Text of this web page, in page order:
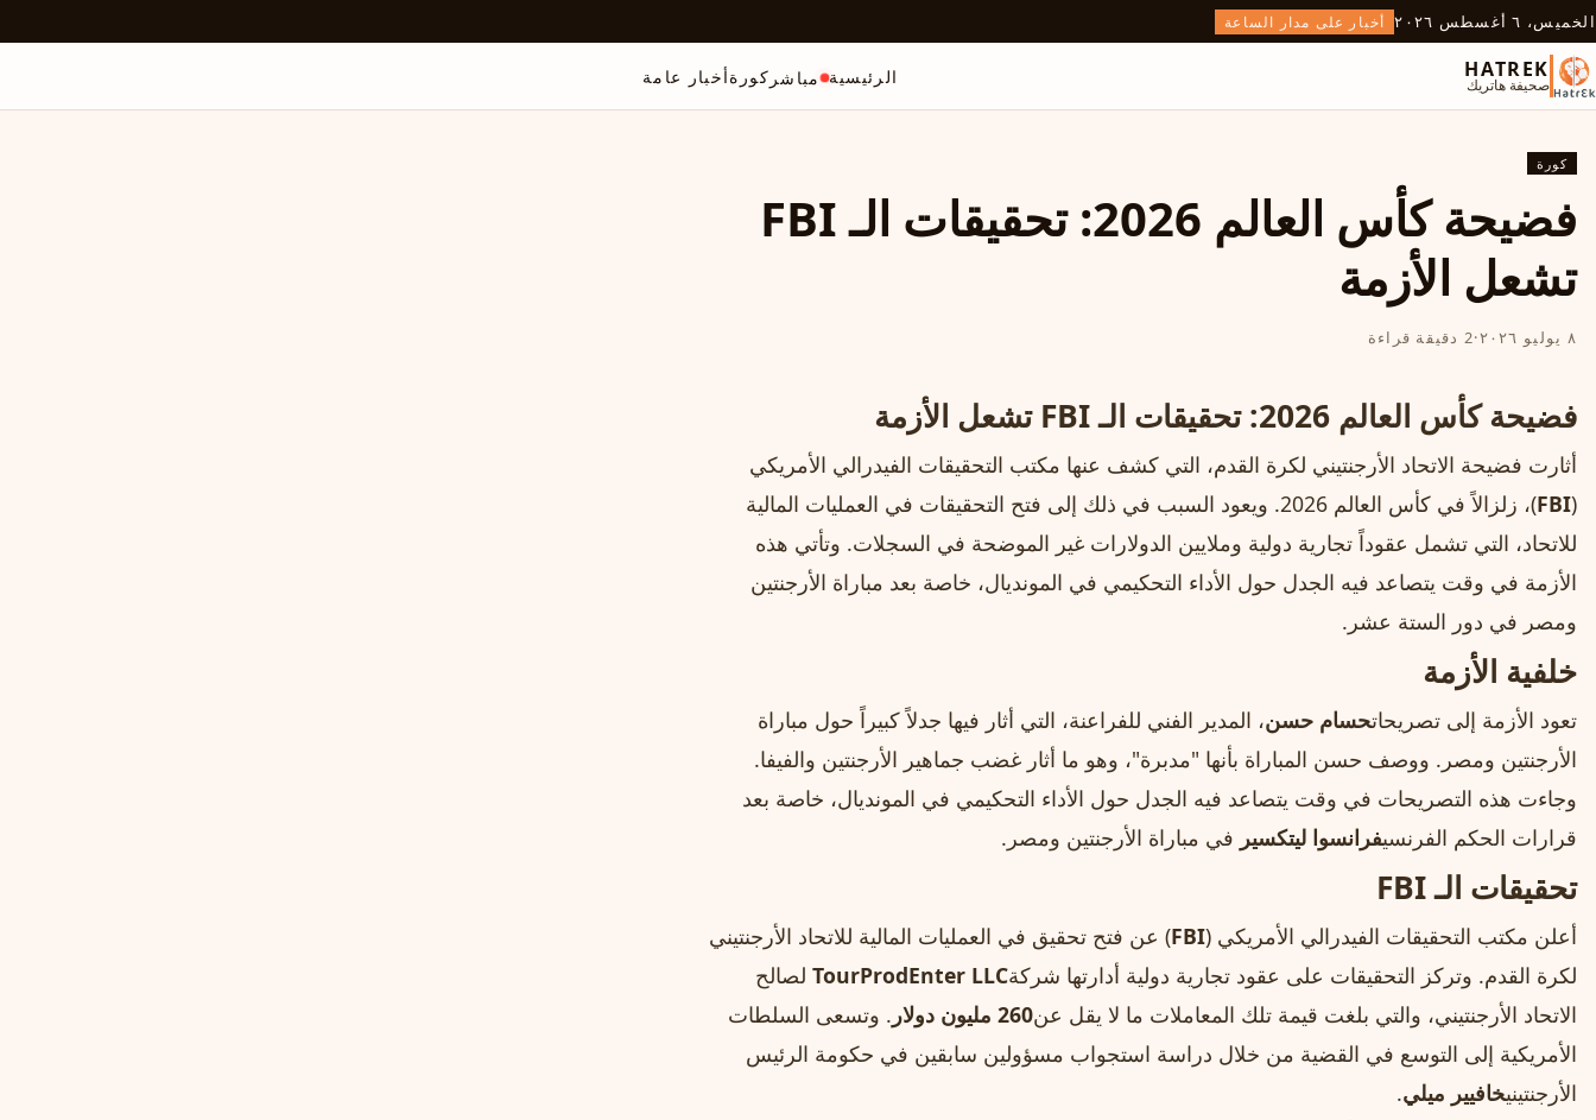
الخميس، ٦ أغسطس ٢٠٢٦ أخبار على مدار الساعة
HATREK
صحيفة هاتريك الرئيسية مباشر كورةأخبار عامة
كورة
فضيحة كأس العالم 2026: تحقيقات الـ FBI
تشعل الأزمة
٨ يوليو ٢٠٢٦ ·2 دقيقة قراءة
فضيحة كأس العالم 2026: تحقيقات الـ FBI تشعل الأزمة
أثارت فضيحة الاتحاد الأرجنتيني لكرة القدم، التي كشف عنها مكتب التحقيقات الفيدرالي الأمريكي
(
FBI
)، زلزالاً في كأس العالم 2026. ويعود السبب في ذلك إلى فتح التحقيقات في العمليات المالية
للاتحاد، التي تشمل عقوداً تجارية دولية وملايين الدولارات غير الموضحة في السجلات. وتأتي هذه
الأزمة في وقت يتصاعد فيه الجدل حول الأداء التحكيمي في المونديال، خاصة بعد مباراة الأرجنتين
ومصر في دور الستة عشر.
خلفية الأزمة
تعود الأزمة إلى تصريحاتحسام حسن، المدير الفني للفراعنة، التي أثار فيها جدلاً كبيراً حول مباراة
الأرجنتين ومصر. ووصف حسن المباراة بأنها "مدبرة"، وهو ما أثار غضب جماهير الأرجنتين والفيفا.
وجاءت هذه التصريحات في وقت يتصاعد فيه الجدل حول الأداء التحكيمي في المونديال، خاصة بعد
قرارات الحكم الفرنسيفرانسوا ليتكسير في مباراة الأرجنتين ومصر.
تحقيقات الـ FBI
أعلن مكتب التحقيقات الفيدرالي الأمريكي (FBI) عن فتح تحقيق في العمليات المالية للاتحاد الأرجنتيني
لكرة القدم. وتركز التحقيقات على عقود تجارية دولية أدارتها شركةTourProdEnter LLC لصالح
الاتحاد الأرجنتيني، والتي بلغت قيمة تلك المعاملات ما لا يقل عن260 مليون دولار
. وتسعى السلطات
الأمريكية إلى التوسع في القضية من خلال دراسة استجواب مسؤولين سابقين في حكومة الرئيس
الأرجنتينيخافيير ميلي.